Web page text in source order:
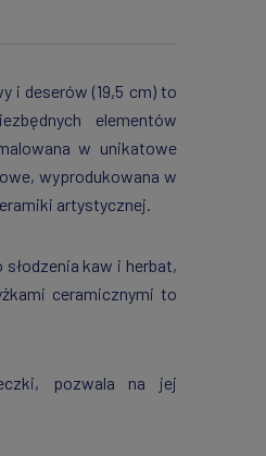
i deserów (19,5 cm) to
elementów
w unikatowe
wyprodukowana w
artystycznej.
kaw i herbat,
ceramicznymi to
pozwala na jej